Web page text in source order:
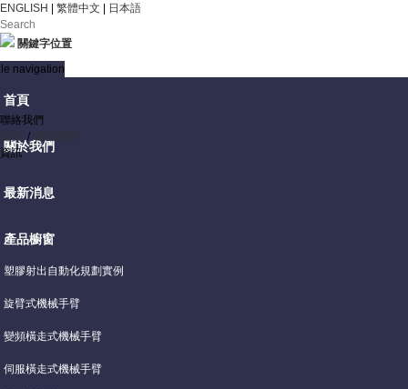
ENGLISH 繁體中文 日本語
關鍵字位置
navigation
首頁
關於我們
最新消息
產品櫥窗
塑膠射出自動化規劃實例
旋臂式機械手臂
變頻橫走式機械手臂
伺服橫走式機械手臂
聯絡我們
首頁
/
產品詢問
資訊